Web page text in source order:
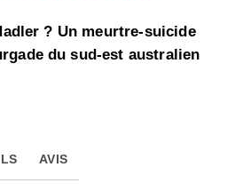
? Un meurtre-suicide
du sud-est australien
AVIS